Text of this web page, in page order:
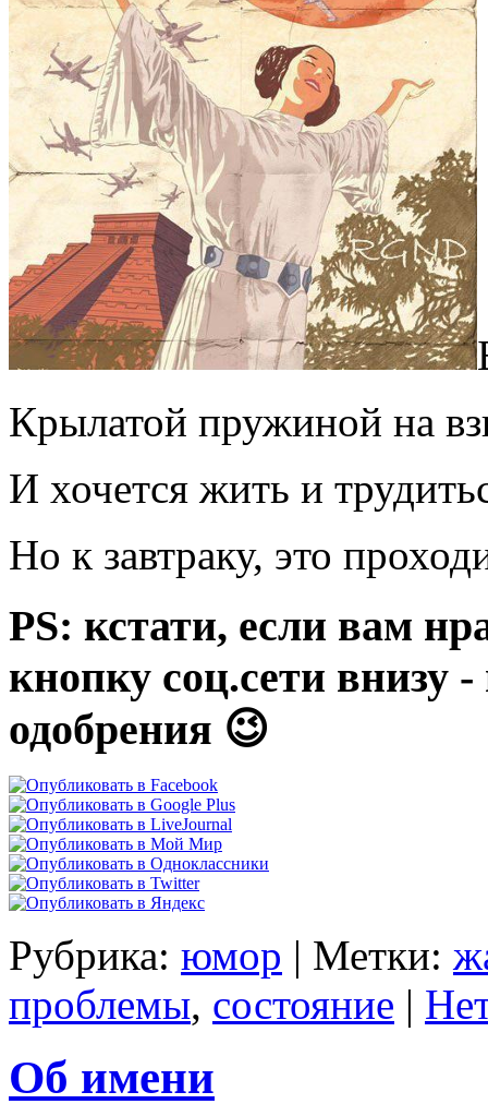
Крылатой пружиной на
И хочется жить и
Но к завтраку, это
PS: кстати, если вам
кнопку соц.сети внизу
одобрения 😉
Рубрика: юмор | Метки:
проблемы, состояние |
Об имени